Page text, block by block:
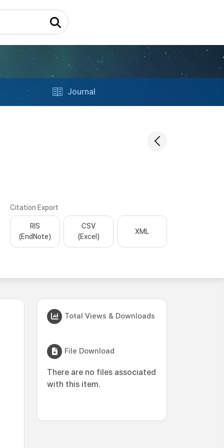
Journal
Citation Export
RIS
(EndNote)
CSV
(Excel)
XML
Total Views & Downloads
File Download
There are no files associated
with this item.